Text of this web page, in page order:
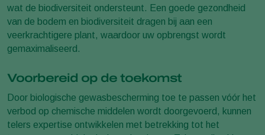
wat de biodiversiteit ondersteunt. Een goede gezondheid
van de bodem en biodiversiteit dragen bij aan een
veerkrachtigere plant, waardoor uw opbrengst wordt
gemaximaliseerd.
Voorbereid op de toekomst
Door biologische gewasbescherming toe te passen vóór het
verbod op chemische middelen wordt doorgevoerd, kunnen
telers expertise ontwikkelen met betrekking tot het